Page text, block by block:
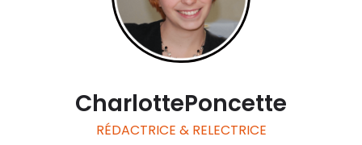
CharlottePoncette
RÉDACTRICE & RELECTRICE